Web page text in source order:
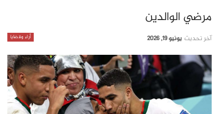
مرضي الوالدين
أراء وقضايا آخر تحديث يونيو 19, 2026